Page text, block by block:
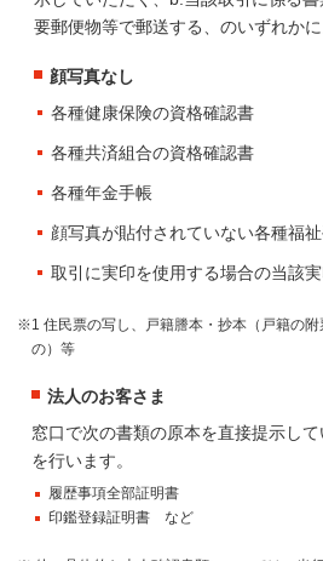
要郵便物等で郵送する、のいずれか
顔写真なし
各種健康保険の資格確認書
各種共済組合の資格確認書
各種年金手帳
顔写真が貼付されていない各種福
取引に実印を使用する場合の当該
※1 住民票の写し、戸籍謄本・抄本（戸籍の附
の）等
法人のお客さま
窓口で次の書類の原本を直接提示し
を行います。
履歴事項全部証明書
印鑑登録証明書 など